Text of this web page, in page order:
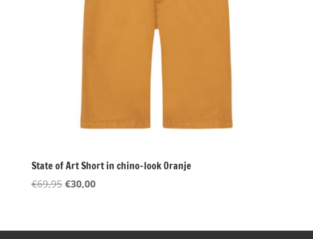
State of Art Short in chino-look Oranje
€69,95 Oorspronkelijke
€69,95.
€30,00Huidige
€30,00.